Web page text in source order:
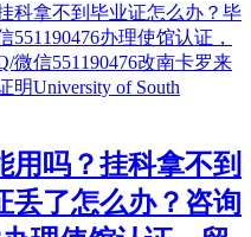
用吗？挂科拿不到
丢了怎么办？咨询